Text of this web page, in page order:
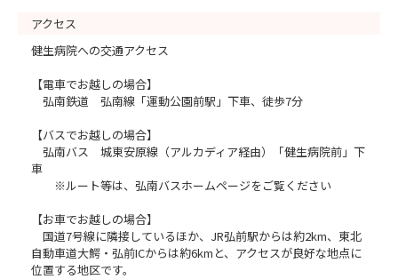
アクセス
健生病院への交通アクセス
【電車でお越しの場合】
弘南鉄道 弘南線「運動公園前駅」下車、徒歩7分
【バスでお越しの場合】
弘南バス 城東安原線（アルカディア経由）「健生病院前」下
車
※ルート等は、弘南バスホームページをご覧ください
【お車でお越しの場合】
国道7号線に隣接しているほか、JR弘前駅からは約2km、東北
自動車道大鰐・弘前ICからは約6kmと、アクセスが良好な地点に
位置する地区です。